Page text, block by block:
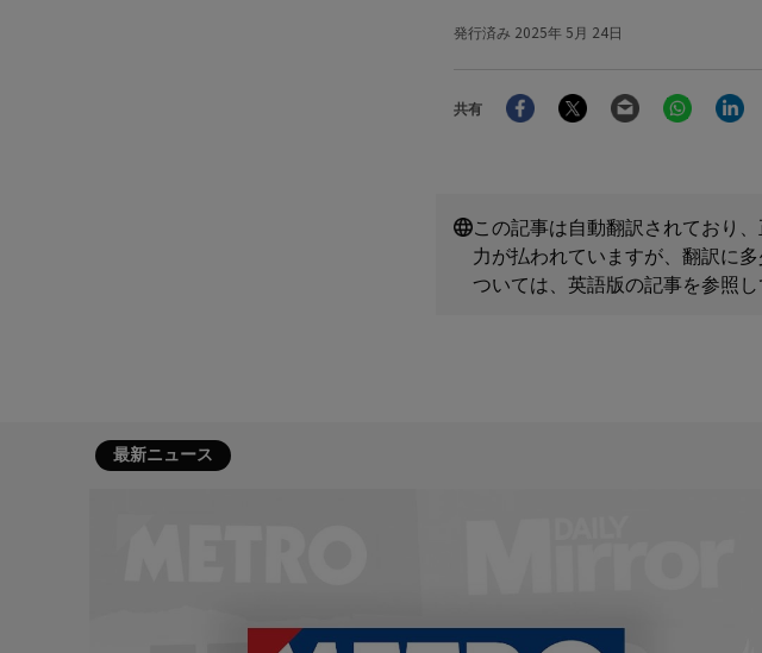
発行済み 2025年 5月 24日
共有
FacebookTwitter Email
この記事は自動翻訳されており
力が払われていますが、翻訳に
ついては、英語版の記事を参照し
最新ニュース